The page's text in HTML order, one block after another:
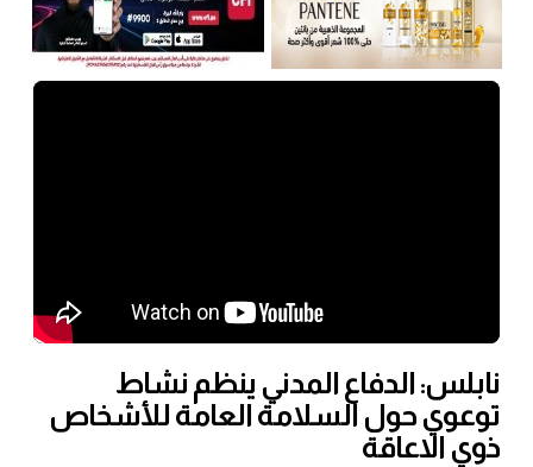
نابلس: الدفاع المدني ينظم نشاط
توعوي حول السلامة العامة للأشخاص
ذوي الاعاقة